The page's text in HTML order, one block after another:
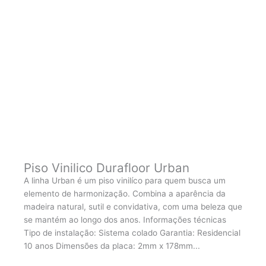
Piso Vinilico Durafloor Urban
A linha Urban é um piso vinilíco para quem busca um
elemento de harmonização. Combina a aparência da
madeira natural, sutil e convidativa, com uma beleza que
se mantém ao longo dos anos. Informações técnicas
Tipo de instalação: Sistema colado Garantia: Residencial
10 anos Dimensões da placa: 2mm x 178mm...